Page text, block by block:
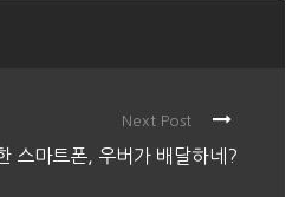
Next Post
스마트폰, 우버가 배달하네?